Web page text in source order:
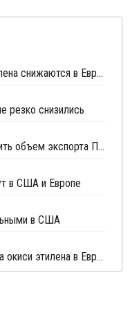
Спотовые цены полипропилена снижаются в Европе
резко снизились
Казахстан намерен нарастить объем экспорта ПП в Европу
в США и Европе
в США
Июльская контрактная цена окиси этилена в Европе выросла на EUR69 за тонну